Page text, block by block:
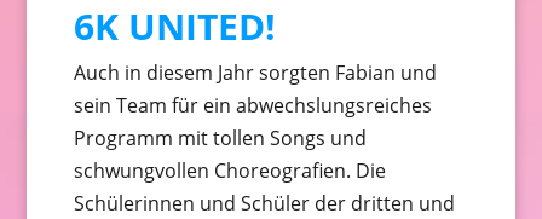
6K UNITED!
Auch in diesem Jahr sorgten Fabian und
sein Team für ein abwechslungsreiches
Programm mit tollen Songs und
schwungvollen Choreografien. Die
Schülerinnen und Schüler der dritten und